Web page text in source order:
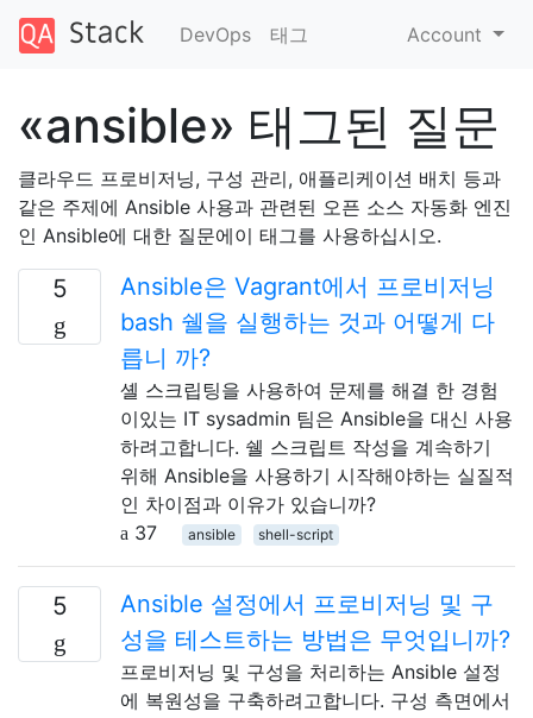
DevOps 태그 Account
«ansible» 태그된 질문
클라우드 프로비저닝, 구성 관리, 애플리케이션 배치 등과
같은 주제에 Ansible 사용과 관련된 오픈 소스 자동화 엔진
인 Ansible에 대한 질문에이 태그를 사용하십시오.
5
Ansible은 Vagrant에서 프로비저닝
bash 쉘을 실행하는 것과 어떻게 다
릅니 까?
셸 스크립팅을 사용하여 문제를 해결 한 경험
이있는 IT sysadmin 팀은 Ansible을 대신 사용
하려고합니다. 쉘 스크립트 작성을 계속하기
위해 Ansible을 사용하기 시작해야하는 실질적
인 차이점과 이유가 있습니까?
37
ansible shell-script
5
Ansible 설정에서 프로비저닝 및 구
성을 테스트하는 방법은 무엇입니까?
프로비저닝 및 구성을 처리하는 Ansible 설정
에 복원성을 구축하려고합니다. 구성 측면에서